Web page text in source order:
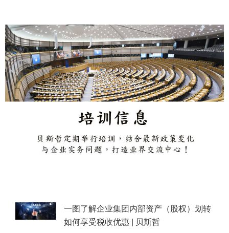
一图了解企业集团内部资产（股权）划转
如何享受税收优惠 | 贝斯哲